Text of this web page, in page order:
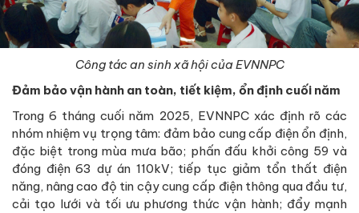
Công tác an sinh xã hội của EVNNPC
Đảm bảo vận hành an toàn, tiết kiệm, ổn định cuối năm
Trong 6 tháng cuối năm 2025, EVNNPC xác định rõ các
nhóm nhiệm vụ trọng tâm: đảm bảo cung cấp điện ổn định,
đặc biệt trong mùa mưa bão; phấn đấu khởi công 59 và
đóng điện 63 dự án 110kV; tiếp tục giảm tổn thất điện
năng, nâng cao độ tin cậy cung cấp điện thông qua đầu tư,
cải tạo lưới và tối ưu phương thức vận hành; đẩy mạnh